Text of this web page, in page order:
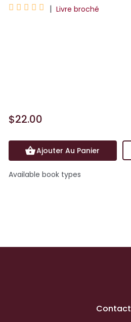
     | Livre broché
$22.00
Ajouter Au Panier
Available book types
Contact